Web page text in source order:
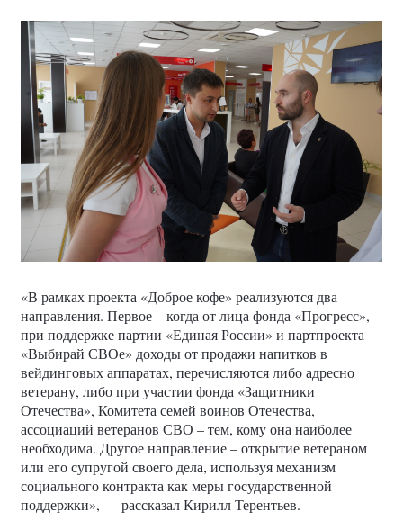
«В рамках проекта «Доброе кофе» реализуются два
направления. Первое – когда от лица фонда «Прогресс»,
при поддержке партии «Единая России» и партпроекта
«Выбирай СВОе» доходы от продажи напитков в
вейдинговых аппаратах, перечисляются либо адресно
ветерану, либо при участии фонда «Защитники
Отечества», Комитета семей воинов Отечества,
ассоциаций ветеранов СВО – тем, кому она наиболее
необходима. Другое направление – открытие ветераном
или его супругой своего дела, используя механизм
социального контракта как меры государственной
поддержки», — рассказал Кирилл Терентьев.